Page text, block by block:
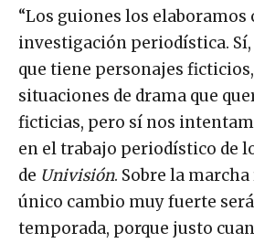
“Los guiones los elaboramos
investigación periodística.
que tiene personajes
situaciones de drama que
ficticias, pero sí nos
en el trabajo periodístico de
de Univisión. Sobre la
único cambio muy fuerte
temporada, porque justo